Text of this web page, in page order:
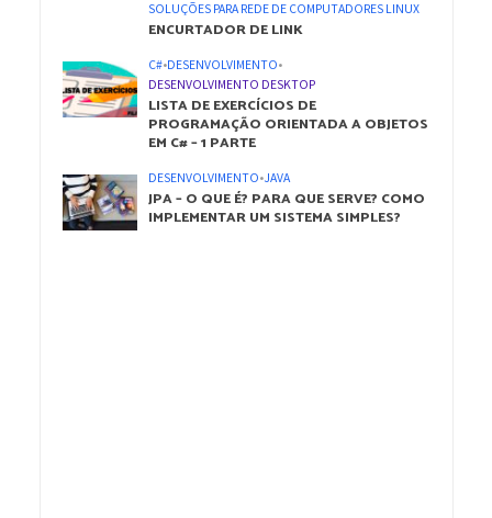
SOLUÇÕES PARA REDE DE COMPUTADORES LINUX
ENCURTADOR DE LINK
C#•DESENVOLVIMENTO•
DESENVOLVIMENTO DESKTOP
LISTA DE EXERCÍCIOS DE
PROGRAMAÇÃO ORIENTADA A OBJETOS
EM C# – 1 PARTE
DESENVOLVIMENTO•JAVA
JPA – O QUE É? PARA QUE SERVE? COMO
IMPLEMENTAR UM SISTEMA SIMPLES?